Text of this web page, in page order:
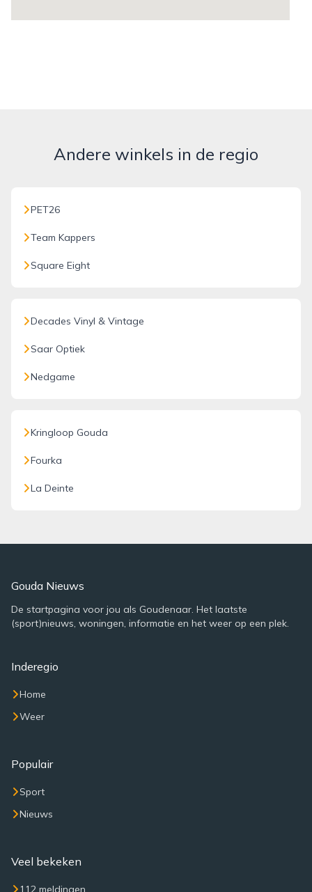
Andere winkels in de regio
PET26
Team Kappers
Square Eight
Decades Vinyl & Vintage
Saar Optiek
Nedgame
Kringloop Gouda
Fourka
La Deinte
Gouda Nieuws
De startpagina voor jou als Goudenaar. Het laatste
(sport)nieuws, woningen, informatie en het weer op een plek.
Inderegio
Home
Weer
Populair
Sport
Nieuws
Veel bekeken
112 meldingen